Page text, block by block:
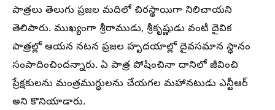
పాత్రలు తెలుగు ప్రజల మదిలో చిరస్థాయిగా నిలిచాయని
తెలిపారు. ముఖ్యంగా శ్రీరాముడు, శ్రీకృష్ణుడు వంటి దైవిక
పాత్రల్లో ఆయన నటన ప్రజల హృదయాల్లో దైవసమాన స్థానం
సంపాదించిందన్నారు. ఏ పాత్ర పోషించినా దానిలో జీవించి
ప్రేక్షకులను మంత్రముగ్ధులను చేయగల మహానటుడు ఎన్టీఆర్
అని కొనియాడారు.